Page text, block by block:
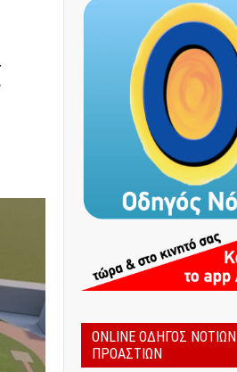
ONLINE ΟΔΗΓΌΣ ΝΟΤΊΩΝ
ΠΡΟΑΣΤΊΩΝ